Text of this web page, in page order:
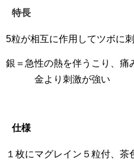
特長
5粒が相互に作用してツボに刺
銀＝急性の熱を伴うこり、痛
金より刺激が強い
仕様
１枚にマグレイン５粒付、